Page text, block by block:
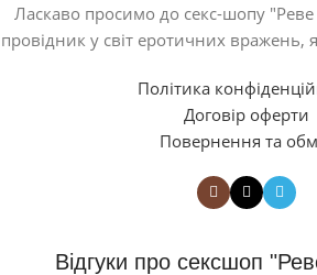
Ласкаво просимо до секс-шопу
провідник у світ еротичних вражень,
Політика
Договір оферти
Повернення та
Відгуки про сексшоп